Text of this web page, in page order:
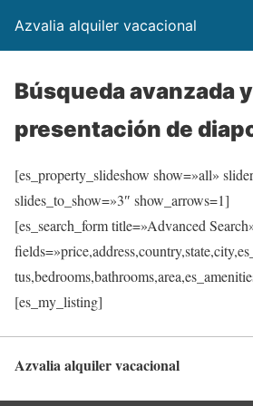
Azvalia alquiler vacacional
Búsqueda avanzada y
presentación de
[es_property_slideshow show=»all»
slides_to_show=»3″ show_arrows=1]
[es_search_form title=»Advanced
[es_my_listing]
Azvalia alquiler vacacional